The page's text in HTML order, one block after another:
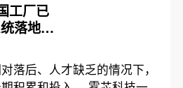
工厂已
落地规
芯违约
落后、人才缺乏的情况下，